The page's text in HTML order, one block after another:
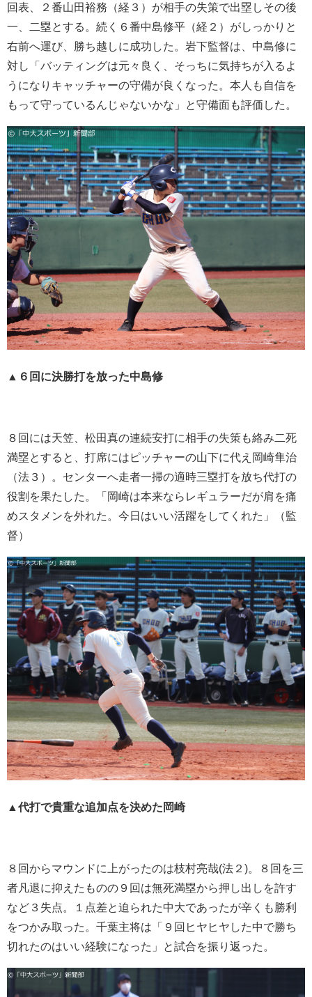
回表、２番山田裕務（経３）が相手の失策で出塁しその後
一、二塁とする。続く６番中島修平（経２）がしっかりと
右前へ運び、勝ち越しに成功した。岩下監督は、中島修に
対し「バッティングは元々良く、そっちに気持ちが入るよ
うになりキャッチャーの守備が良くなった。本人も自信を
もって守っているんじゃないかな」と守備面も評価した。
▲６回に決勝打を放った中島修
８回には天笠、松田真の連続安打に相手の失策も絡み二死
満塁とすると、打席にはピッチャーの山下に代え岡崎隼治
（法３）。センターへ走者一掃の適時三塁打を放ち代打の
役割を果たした。「岡崎は本来ならレギュラーだが肩を痛
めスタメンを外れた。今日はいい活躍をしてくれた」（監
督）
▲代打で貴重な追加点を決めた岡崎
８回からマウンドに上がったのは枝村亮哉(法２)。８回を三
者凡退に抑えたものの９回は無死満塁から押し出しを許す
など３失点。１点差と迫られた中大であったが辛くも勝利
をつかみ取った。千葉主将は「９回ヒヤヒヤした中で勝ち
切れたのはいい経験になった」と試合を振り返った。